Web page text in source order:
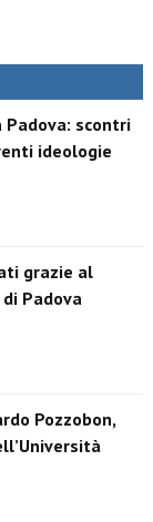
Padova: scontri
ideologie
grazie al
Padova
Pozzobon,